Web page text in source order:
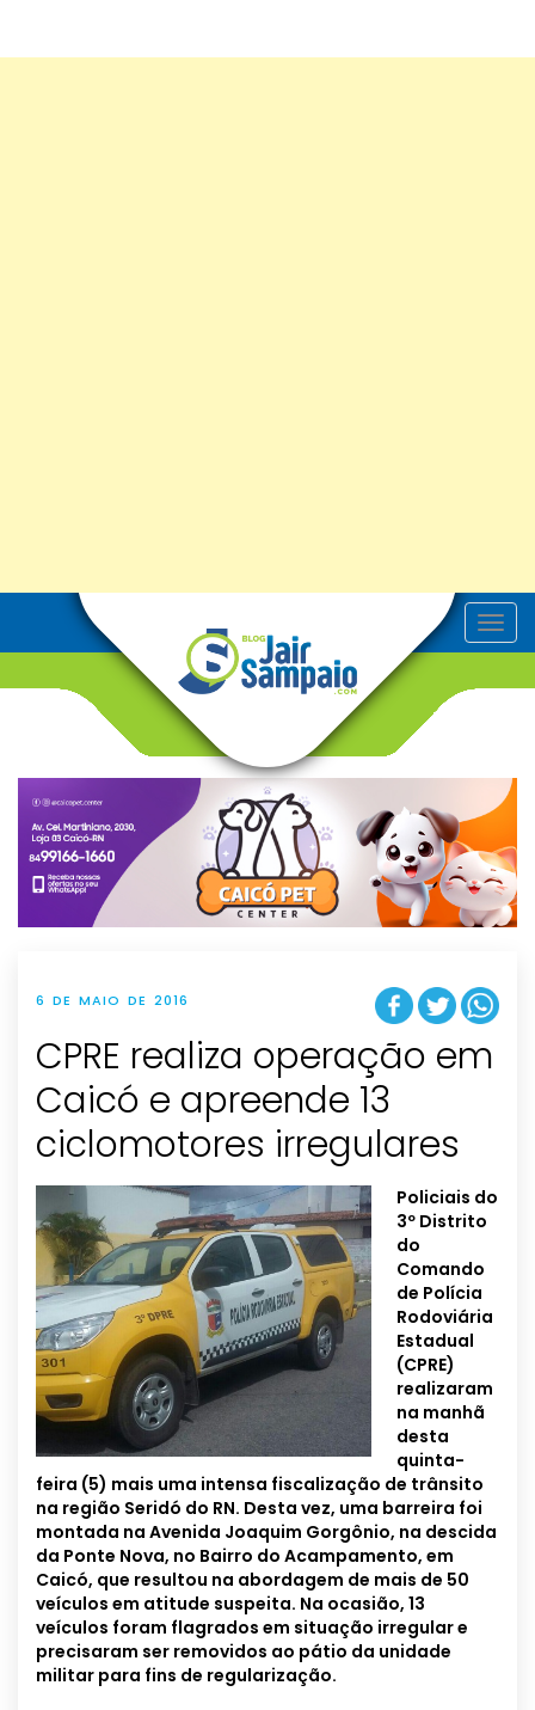
T
o
v
g
t
i
o
n
6 DE MAIO DE 2016
CPRE realiza operação em
Caicó e apreende 13
Policiais do
3º Distrito
do
Comando
de Polícia
Rodoviária
Estadual
(CPRE)
realizaram
na manhã
desta
quinta-
feira (5) mais uma intensa fiscalização de trânsito
na região Seridó do RN. Desta vez, uma barreira foi
montada na Avenida Joaquim Gorgônio, na descida
da Ponte Nova, no Bairro do Acampamento, em
Caicó, que resultou na abordagem de mais de 50
veículos em atitude suspeita. Na ocasião, 13
veículos foram flagrados em situação irregular e
precisaram ser removidos ao pátio da unidade
militar para fins de regularização.